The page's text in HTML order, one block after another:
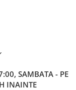
SAMBATA - PE
INAINTE